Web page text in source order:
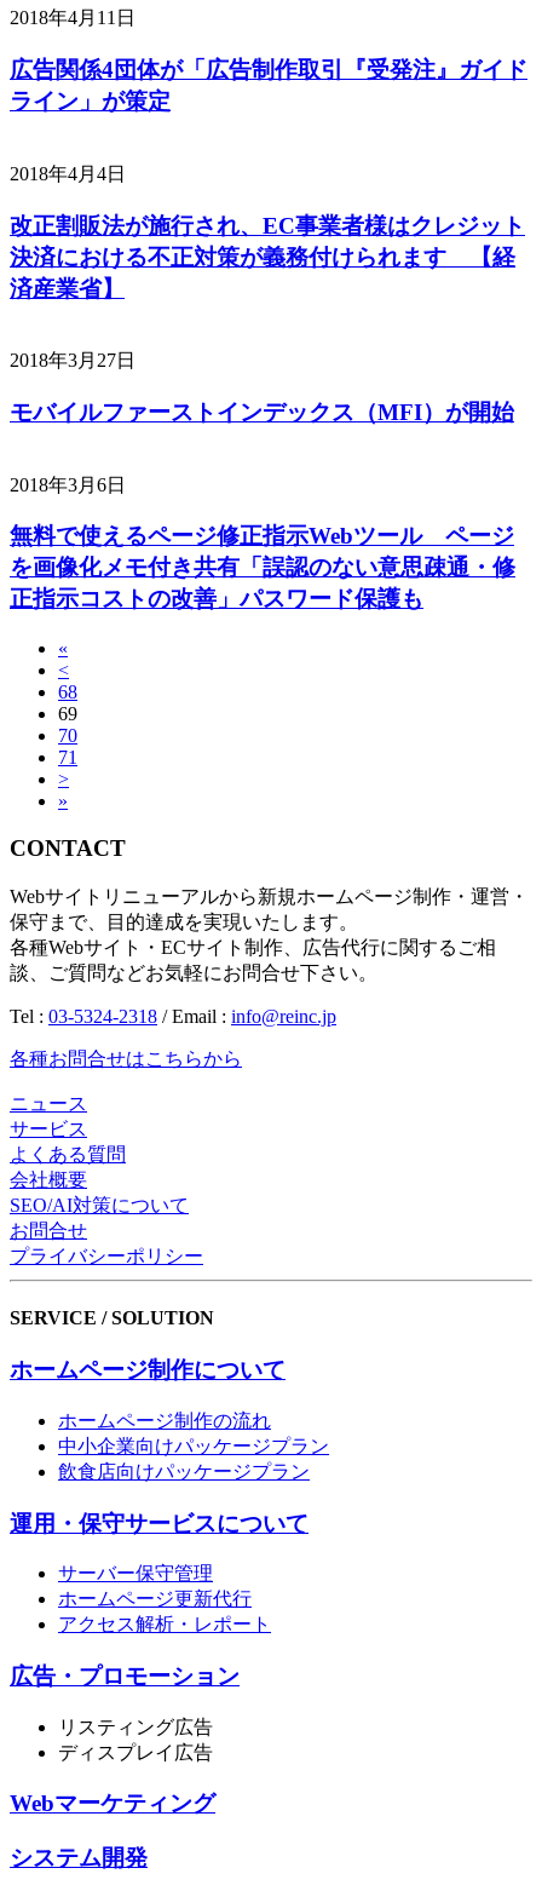
2018年4月11日
広告関係4団体が「広告制作取引『受発注』ガイド
ライン」が策定
2018年4月4日
改正割販法が施行され、EC事業者様はクレジット
決済における不正対策が義務付けられます 【経
済産業省】
2018年3月27日
モバイルファーストインデックス（MFI）が開始
2018年3月6日
無料で使えるページ修正指示Webツール ページ
を画像化メモ付き共有「誤認のない意思疎通・修
正指示コストの改善」パスワード保護も
«
<
68
69
70
71
>
»
CONTACT
Webサイトリニューアルから新規ホームページ制作・運営・
保守まで、目的達成を実現いたします。
各種Webサイト・ECサイト制作、広告代行に関するご相
談、ご質問などお気軽にお問合せ下さい。
Tel : 03-5324-2318 / Email : info@reinc.jp
各種お問合せはこちらから
ニュース
サービス
よくある質問
会社概要
SEO/AI対策について
お問合せ
プライバシーポリシー
SERVICE / SOLUTION
ホームページ制作について
ホームページ制作の流れ
中小企業向けパッケージプラン
飲食店向けパッケージプラン
運用・保守サービスについて
サーバー保守管理
ホームページ更新代行
アクセス解析・レポート
広告・プロモーション
リスティング広告
ディスプレイ広告
Webマーケティング
システム開発